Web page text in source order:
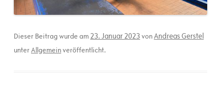
Dieser Beitrag wurde am23. Januar 2023 vonAndreas Gerstel
unterAllgemeinveröffentlicht.